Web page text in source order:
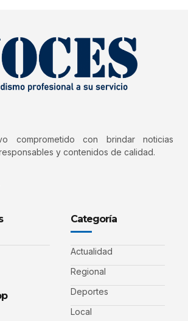
comprometido con brindar noticias
y contenidos de calidad.
Categoría
Actualidad
Regional
Deportes
Local